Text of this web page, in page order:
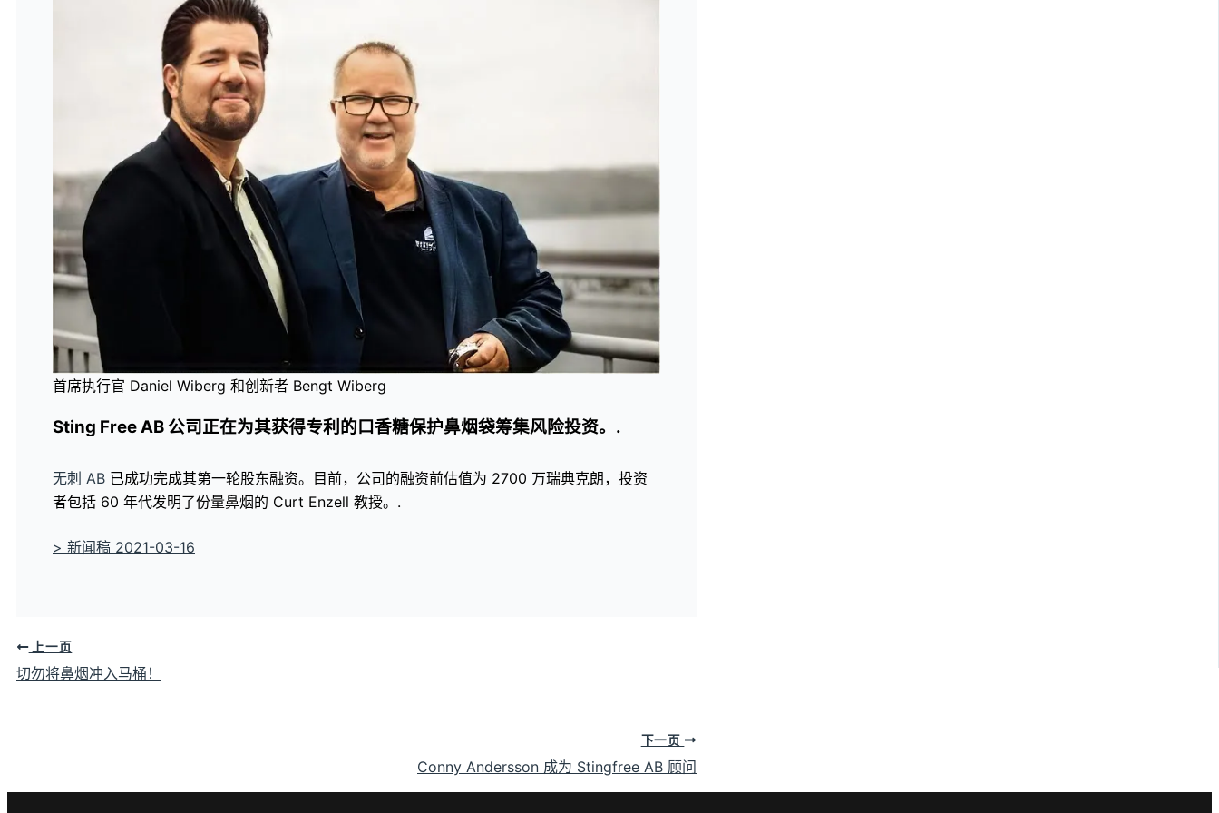
首席执行官 Daniel Wiberg 和创新者 Bengt Wiberg
Sting Free AB 公司正在为其获得专利的口香糖保护鼻烟袋筹集风险投资。.
无刺 AB 已成功完成其第一轮股东融资。目前，公司的融资前估值为 2700 万瑞典克朗，投资
者包括 60 年代发明了份量鼻烟的 Curt Enzell 教授。.
> 新闻稿 2021-03-16
上一页
切勿将鼻烟冲入马桶！
下一页
Conny Andersson 成为 Stingfree AB 顾问